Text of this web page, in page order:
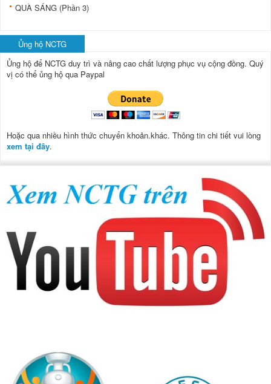
QUÀ SÁNG (Phần 3)
Ủng hộ NCTG
Ủng hộ để NCTG duy trì và nâng cao chất lượng phục vụ cộng đồng. Quý
vị có thể ủng hộ qua Paypal
Hoặc qua nhiều hình thức chuyển khoản.khác. Thông tin chi tiết vui lòng
xem tại đây.